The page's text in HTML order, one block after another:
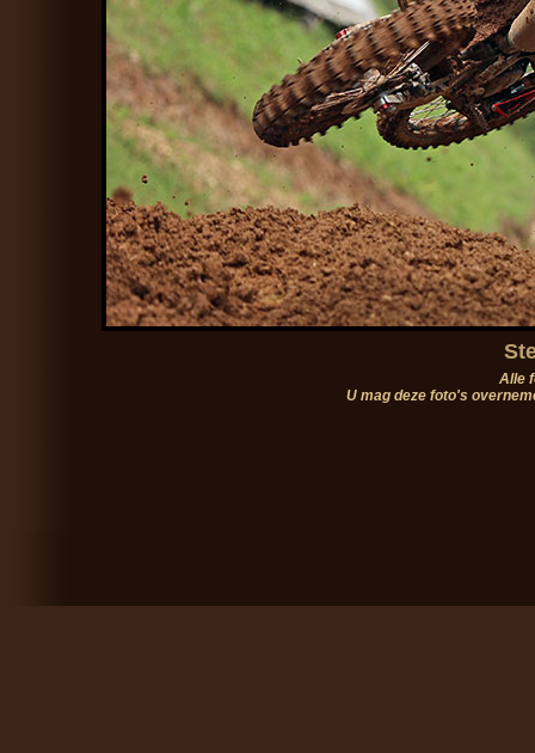
Alle
U mag deze foto's